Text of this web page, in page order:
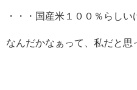
・・・国産米１００％らしい
なんだかなぁって、私だと思